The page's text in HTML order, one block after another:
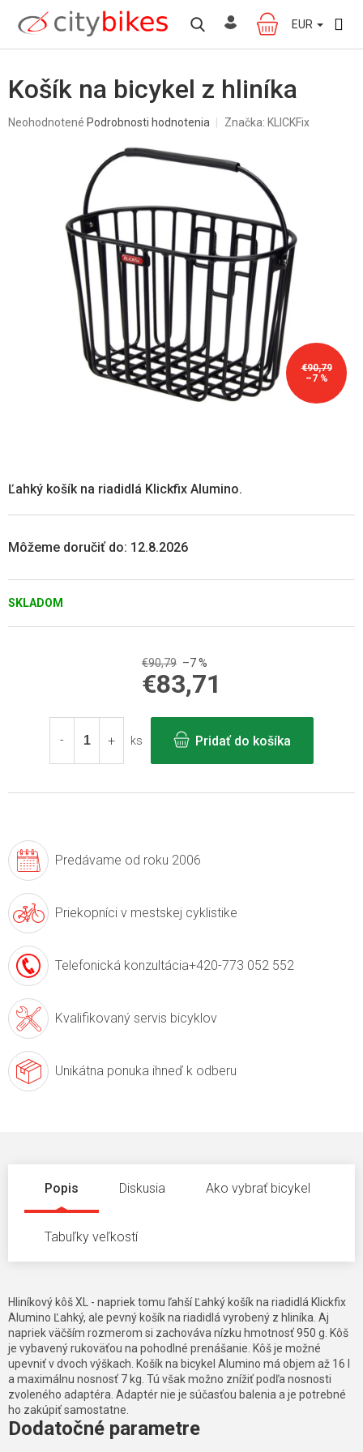
obsah
NÁKUPNÝ
KOŠÍK
EUR
Košík na bicykel z hliníka
Priemerné
Neohodnotené Podrobnosti hodnotenia Značka: KLICKFix
€90,79
–7 %
SKLADOM
Môžeme doručiť do: 12.8.2026
Ľahký košík na riadidlá Klickfix Alumino.
€90,79 –7 %
€83,71
cena:
ks
Pridať do košíka
Predávame od roku 2006
Priekopníci v mestskej cyklistike
Telefonická konzultácia+420-773 052 552
Kvalifikovaný servis bicyklov
Unikátna ponuka ihneď k odberu
Popis Diskusia Ako vybrať bicykel
Tabuľky veľkostí
Hliníkový kôš XL - napriek tomu ľahší Ľahký košík na riadidlá Klickfix
Alumino Ľahký, ale pevný košík na riadidlá vyrobený z hliníka. Aj
napriek väčším rozmerom si zachováva nízku hmotnosť 950 g. Kôš
je vybavený rukoväťou na pohodlné prenášanie. Kôš je možné
upevniť v dvoch výškach. Košík na bicykel Alumino má objem až 16 l
a maximálnu nosnosť 7 kg. Tú však možno znížiť podľa nosnosti
zvoleného adaptéra. Adaptér nie je súčasťou balenia a je potrebné
ho zakúpiť samostatne.
Dodatočné parametre